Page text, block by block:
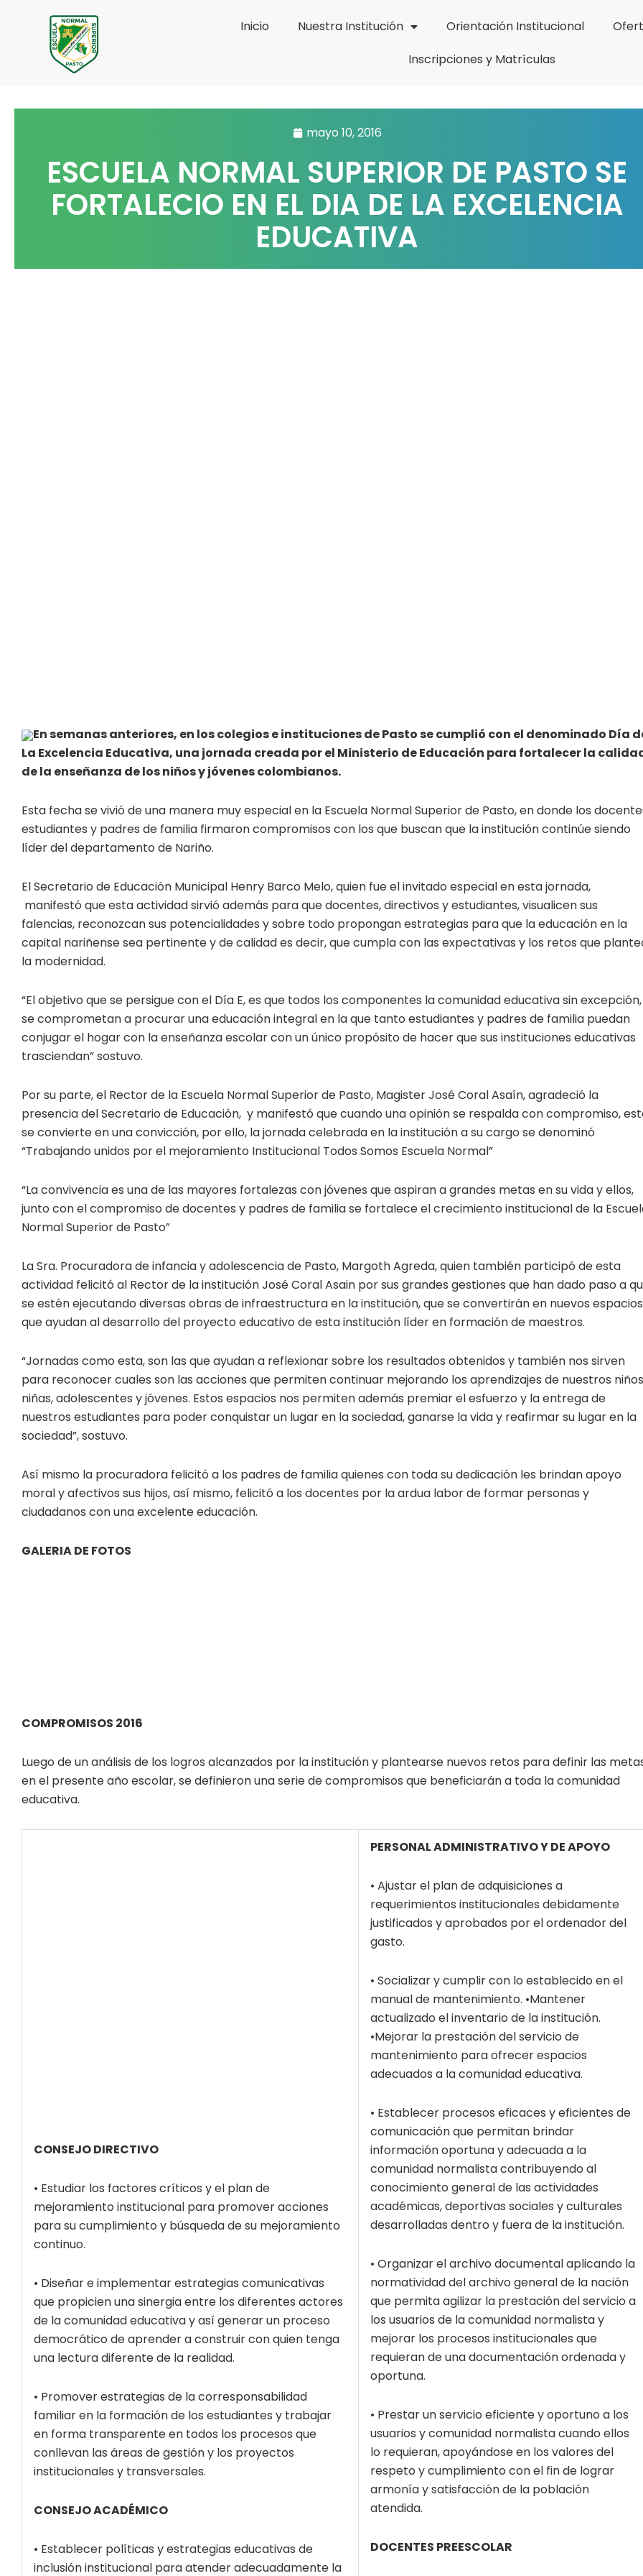
contenido
Inicio Nuestra Institución Orientación Institucional
Inscripciones y Matrículas
mayo 10, 2016
ESCUELA NORMAL SUPERIOR DE PASTO SE
FORTALECIO EN EL DIA DE LA EXCELENCIA
EDUCATIVA
En semanas anteriores, en los colegios e instituciones de Pasto se cumplió con el denominado Día
La Excelencia Educativa, una jornada creada por el Ministerio de Educación para fortalecer la
de la enseñanza de los niños y jóvenes colombianos.
Esta fecha se vivió de una manera muy especial en la Escuela Normal Superior de Pasto, en donde los
estudiantes y padres de familia firmaron compromisos con los que buscan que la institución continúe siendo
líder del departamento de Nariño.
El Secretario de Educación Municipal Henry Barco Melo, quien fue el invitado especial en esta jornada,
manifestó que esta actividad sirvió además para que docentes, directivos y estudiantes, visualicen sus
falencias, reconozcan sus potencialidades y sobre todo propongan estrategias para que la educación en la
capital nariñense sea pertinente y de calidad es decir, que cumpla con las expectativas y los retos que
la modernidad.
“El objetivo que se persigue con el Día E, es que todos los componentes la comunidad educativa sin excepción,
se comprometan a procurar una educación integral en la que tanto estudiantes y padres de familia puedan
conjugar el hogar con la enseñanza escolar con un único propósito de hacer que sus instituciones educativas
trasciendan” sostuvo.
Por su parte, el Rector de la Escuela Normal Superior de Pasto, Magister José Coral Asaín, agradeció la
presencia del Secretario de Educación, y manifestó que cuando una opinión se respalda con compromiso,
se convierte en una convicción, por ello, la jornada celebrada en la institución a su cargo se denominó
“Trabajando unidos por el mejoramiento Institucional Todos Somos Escuela Normal”
“La convivencia es una de las mayores fortalezas con jóvenes que aspiran a grandes metas en su vida y ellos,
junto con el compromiso de docentes y padres de familia se fortalece el crecimiento institucional de la
Normal Superior de Pasto”
La Sra. Procuradora de infancia y adolescencia de Pasto, Margoth Agreda, quien también participó de esta
actividad felicitó al Rector de la institución José Coral Asain por sus grandes gestiones que han dado paso a
se estén ejecutando diversas obras de infraestructura en la institución, que se convertirán en nuevos espacios
que ayudan al desarrollo del proyecto educativo de esta institución líder en formación de maestros.
“Jornadas como esta, son las que ayudan a reflexionar sobre los resultados obtenidos y también nos sirven
para reconocer cuales son las acciones que permiten continuar mejorando los aprendizajes de nuestros
niñas, adolescentes y jóvenes. Estos espacios nos permiten además premiar el esfuerzo y la entrega de
nuestros estudiantes para poder conquistar un lugar en la sociedad, ganarse la vida y reafirmar su lugar en la
sociedad”, sostuvo.
Así mismo la procuradora felicitó a los padres de familia quienes con toda su dedicación les brindan apoyo
moral y afectivos sus hijos, así mismo, felicitó a los docentes por la ardua labor de formar personas y
ciudadanos con una excelente educación.
GALERIA DE FOTOS
COMPROMISOS 2016
Luego de un análisis de los logros alcanzados por la institución y plantearse nuevos retos para definir las
en el presente año escolar, se definieron una serie de compromisos que beneficiarán a toda la comunidad
educativa.
CONSEJO DIRECTIVO
• Estudiar los factores críticos y el plan de
mejoramiento institucional para promover acciones
para su cumplimiento y búsqueda de su mejoramiento
continuo.
• Diseñar e implementar estrategias comunicativas
que propicien una sinergia entre los diferentes actores
de la comunidad educativa y así generar un proceso
democrático de aprender a construir con quien tenga
una lectura diferente de la realidad.
• Promover estrategias de la corresponsabilidad
familiar en la formación de los estudiantes y trabajar
en forma transparente en todos los procesos que
conllevan las áreas de gestión y los proyectos
institucionales y transversales.
CONSEJO ACADÉMICO
• Establecer políticas y estrategias educativas de
inclusión institucional para atender adecuadamente la
PERSONAL ADMINISTRATIVO Y DE APOYO
• Ajustar el plan de adquisiciones a
requerimientos institucionales debidamente
justificados y aprobados por el ordenador del
gasto.
• Socializar y cumplir con lo establecido en el
manual de mantenimiento. •Mantener
actualizado el inventario de la institución.
•Mejorar la prestación del servicio de
mantenimiento para ofrecer espacios
adecuados a la comunidad educativa.
• Establecer procesos eficaces y eficientes de
comunicación que permitan brindar
información oportuna y adecuada a la
comunidad normalista contribuyendo al
conocimiento general de las actividades
académicas, deportivas sociales y culturales
desarrolladas dentro y fuera de la institución.
• Organizar el archivo documental aplicando la
normatividad del archivo general de la nación
que permita agilizar la prestación del servicio a
los usuarios de la comunidad normalista y
mejorar los procesos institucionales que
requieran de una documentación ordenada y
oportuna.
• Prestar un servicio eficiente y oportuno a los
usuarios y comunidad normalista cuando ellos
lo requieran, apoyándose en los valores del
respeto y cumplimiento con el fin de lograr
armonía y satisfacción de la población
atendida.
DOCENTES PREESCOLAR